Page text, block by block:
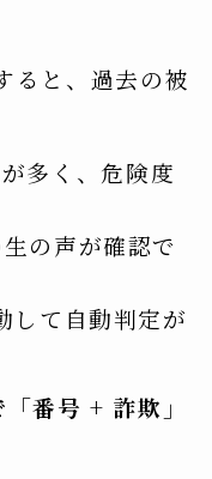
ると、過去の被
多く、危険度
の声が確認で
て自動判定が
番号 + 詐欺」